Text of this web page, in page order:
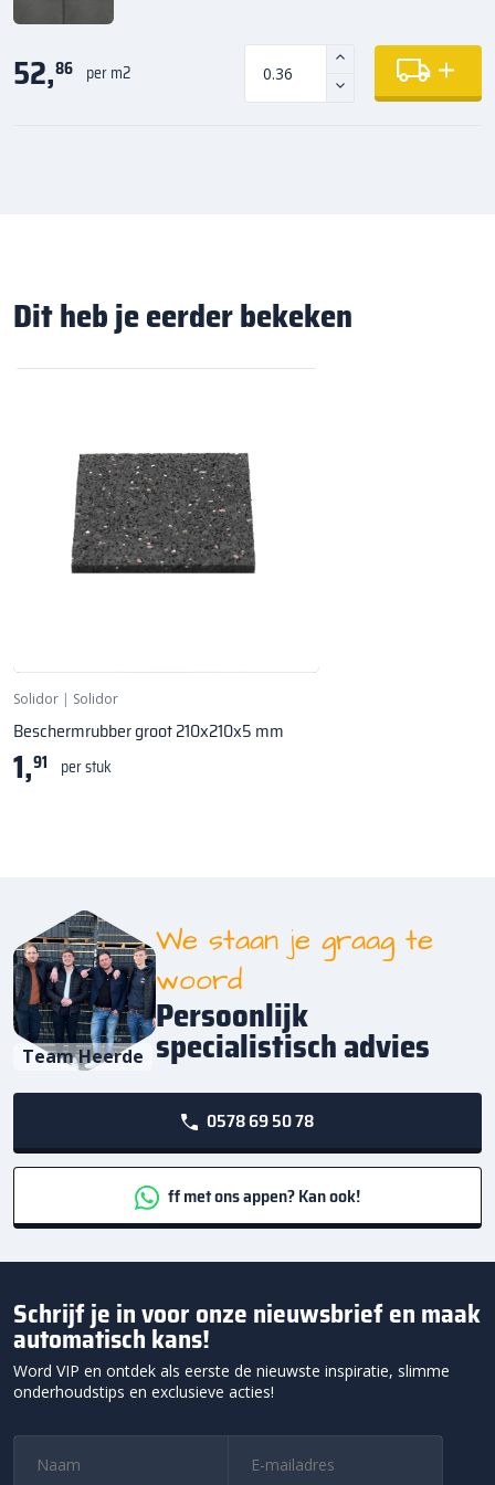
52,86 per m2
Dit heb je eerder bekeken
Solidor | Solidor
Beschermrubber groot 210x210x5 mm
1,91 per stuk
Team Heerde
We staan je graag te
woord
Persoonlijk
specialistisch advies
0578 69 50 78
ff met ons appen? Kan ook!
Schrijf je in voor onze nieuwsbrief en maak
automatisch kans!
Word VIP en ontdek als eerste de nieuwste inspiratie, slimme
onderhoudstips en exclusieve acties!